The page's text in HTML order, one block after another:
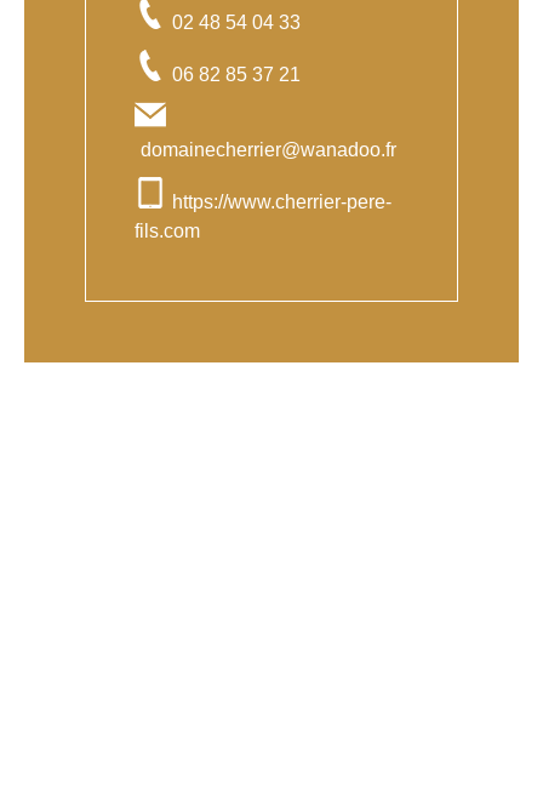
02 48 54 04 33
06 82 85 37 21
domainecherrier@wanadoo.fr
https://www.cherrier-pere-
fils.com